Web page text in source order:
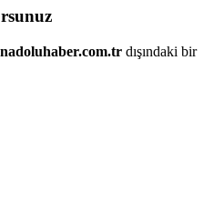
dışındaki bir